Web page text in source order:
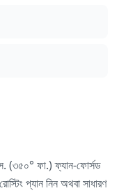
(৩৫০° ফা.) ফ্যান-ফোর্সড
প্যান নিন অথবা সাধারণ